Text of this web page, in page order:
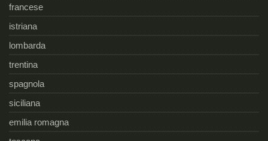
francese
istriana
lombarda
trentina
spagnola
siciliana
emilia romagna